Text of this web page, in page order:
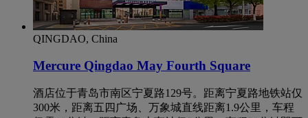
QINGDAO, China
Mercure Qingdao May Fourth Square
酒店位于青岛市南区宁夏路129号。距离宁夏路地铁站仅
300米，距离五四广场、万象城直线距离1.9公里，车程